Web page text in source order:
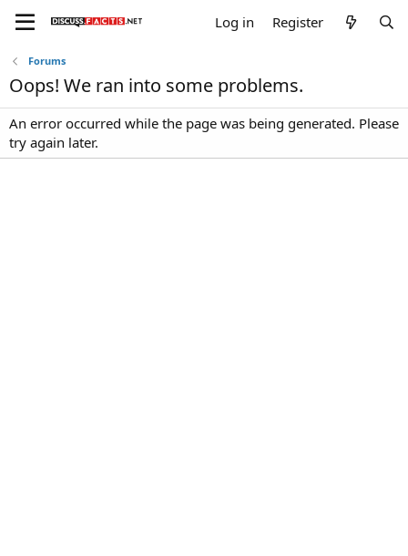
Log in Register
Forums
Oops! We ran into some problems.
An error occurred while the page was being generated. Please
try again later.